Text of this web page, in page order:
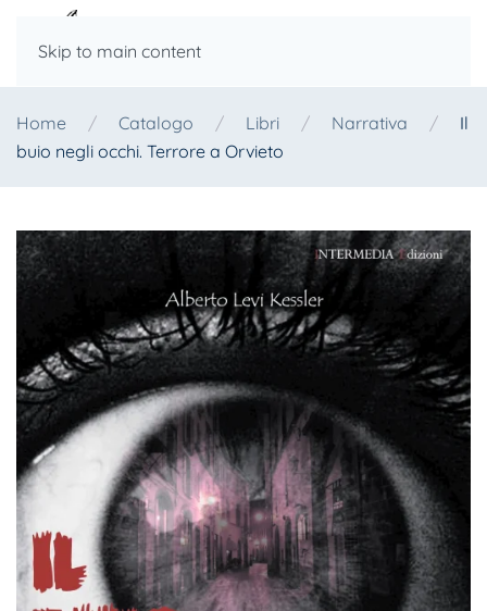
Skip to main content
Home Catalogo Libri Narrativa
Il
buio negli occhi. Terrore a Orvieto